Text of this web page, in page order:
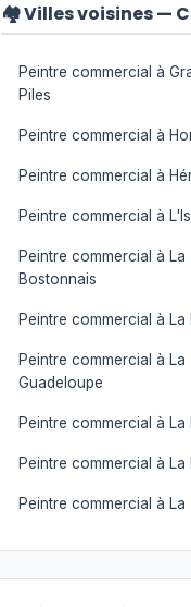
🏘️ Villes voisines —
Peintre commercial à
Piles
Peintre commercial à
Peintre commercial à
Peintre commercial à
Peintre commercial à La
Bostonnais
Peintre commercial à La
Peintre commercial à La
Guadeloupe
Peintre commercial à La
Peintre commercial à La
Peintre commercial à La